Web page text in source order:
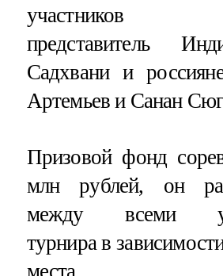
участников
представитель
Садхвани и
Артемьев и Санан
Призовой фонд
млн рублей, он
между всеми
турнира в